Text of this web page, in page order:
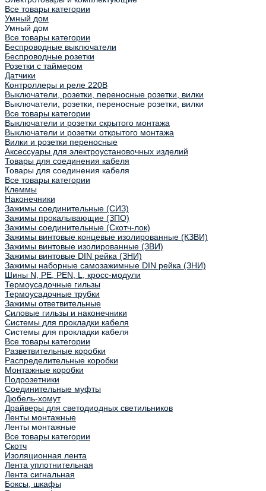
Все товары категории
Умный дом
Умный дом
Все товары категории
Беспроводные выключатели
Беспроводные розетки
Розетки с таймером
Датчики
Контроллеры и реле 220В
Выключатели, розетки, переносные розетки, вилки
Выключатели, розетки, переносные розетки, вилки
Все товары категории
Выключатели и розетки скрытого монтажа
Выключатели и розетки открытого монтажа
Вилки и розетки переносные
Аксессуары для электроустановочных изделий
Товары для соединения кабеля
Товары для соединения кабеля
Все товары категории
Клеммы
Наконечники
Зажимы соединительные (СИЗ)
Зажимы прокалывающие (ЗПО)
Зажимы соединительные (Скотч-лок)
Зажимы винтовые концевые изолированные (КЗВИ)
Зажимы винтовые изолированные (ЗВИ)
Зажимы винтовые DIN рейка (ЗНИ)
Зажимы наборные самозажимные DIN рейка (ЗНИ)
Шины N, PE, PEN, L, кросс-модули
Термоусадочные гильзы
Термоусадочные трубки
Зажимы ответвительные
Силовые гильзы и наконечники
Системы для прокладки кабеля
Системы для прокладки кабеля
Все товары категории
Разветвительные коробки
Распределительные коробки
Монтажные коробки
Подрозетники
Соединительные муфты
Дюбель-хомут
Драйверы для светодиодных светильников
Ленты монтажные
Ленты монтажные
Все товары категории
Скотч
Изоляционная лента
Лента уплотнительная
Лента сигнальная
Боксы, шкафы